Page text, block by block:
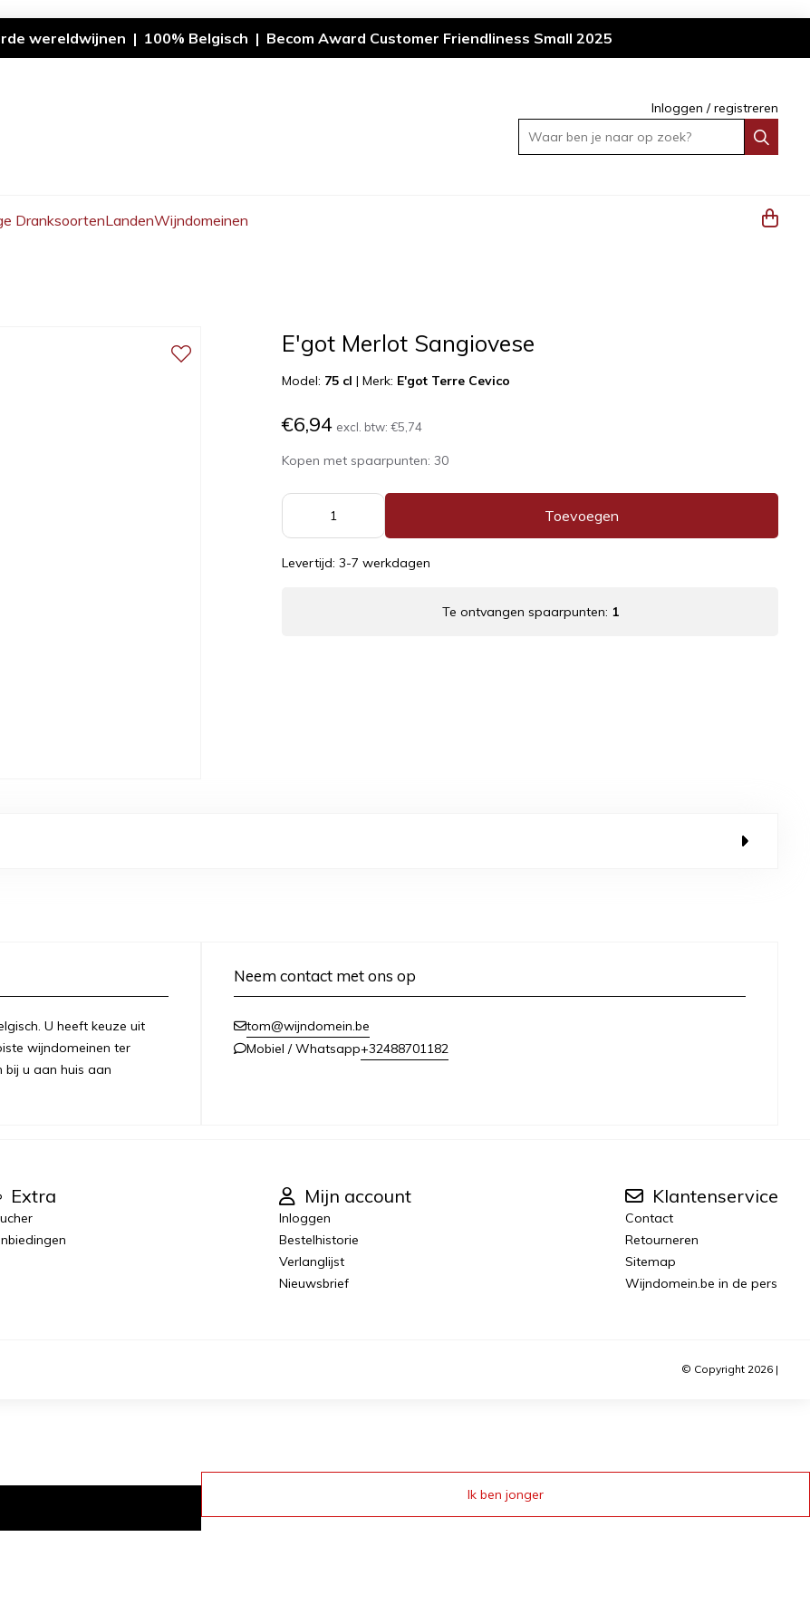
wereldwijnen | 100% Belgisch | Becom Award Customer Friendliness Small 2025
Inloggen /registreren
Waar ben je naar op zoek?
DranksoortenLandenWijndomeinen
E'got Merlot Sangiovese
Model: 75 cl |Merk: E'got Terre Cevico
€6,94 excl. btw:€5,74
Kopen met spaarpunten:30
Toevoegen
Levertijd: 3-7 werkdagen
Te ontvangen spaarpunten: 1
U heeft keuze uit
wijndomeinen ter
bij u aan huis aan
Neem contact met ons op
tom@wijndomein.be
Mobiel / Whatsapp+32488701182
Extra Mijn account
Inloggen
Bestelhistorie
Verlanglijst
Nieuwsbrief
Klantenservice
Contact
Retourneren
Sitemap
Wijndomein.be in de pers
© Copyright 2026 |
Ik ben jonger